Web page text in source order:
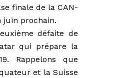
finale de la CAN-
juin prochain.
défaite de
qui prépare la
Rappelons que
et la Suisse